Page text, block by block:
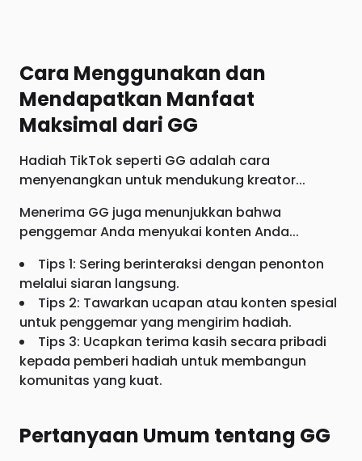
Cara Menggunakan dan
Mendapatkan Manfaat
Maksimal dari GG
Hadiah TikTok seperti GG adalah cara
menyenangkan untuk mendukung kreator...
Menerima GG juga menunjukkan bahwa
penggemar Anda menyukai konten Anda...
Tips 1: Sering berinteraksi dengan penonton
melalui siaran langsung.
Tips 2: Tawarkan ucapan atau konten spesial
untuk penggemar yang mengirim hadiah.
Tips 3: Ucapkan terima kasih secara pribadi
kepada pemberi hadiah untuk membangun
komunitas yang kuat.
Pertanyaan Umum tentang GG